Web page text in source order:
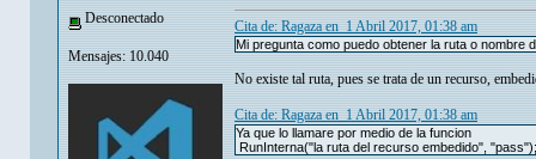
Desconectado
Mensajes: 10.040
Cita de: Ragaza en 1 Abril 2017, 01:38 am
Mi pregunta como puedo obtener la ruta o nombre
No existe tal ruta, pues se trata de un recurso,
Cita de: Ragaza en 1 Abril 2017, 01:38 am
Ya que lo llamare por medio de la funcion
RunInterna("la ruta del recurso embedido", "pass");